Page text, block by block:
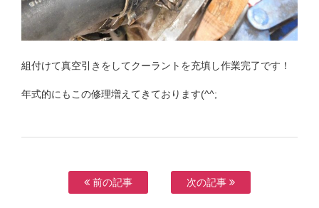
組付けて真空引きをしてクーラントを充填し作業完了です！
年式的にもこの修理増えてきております(^^;
前の記事 次の記事